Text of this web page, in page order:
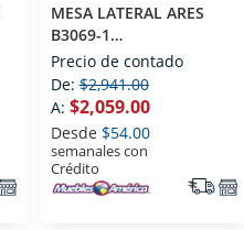
MESA LATERAL ARES
B3069-1
CONTEMPORANEO
Precio de contado
De:$2,941.00
A: $2,059.00
Desde $54.00
semanales con
Crédito